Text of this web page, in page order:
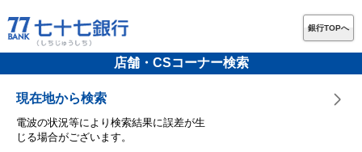
銀行TOPへ
店舗・CSコーナー検索
現在地から検索
電波の状況等により検索結果に誤差が生
じる場合がございます。